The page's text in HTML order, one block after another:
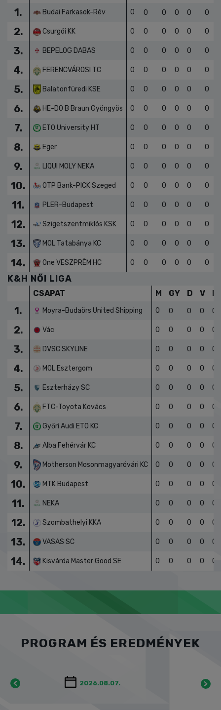
1. Budai Farkasok-Rév 0 0 0 0 0 0
2. Csurgói KK 0 0 0 0 0 0
3. BEPELOG DABAS 0 0 0 0 0 0
4. FERENCVÁROSI TC 0 0 0 0 0 0
5. Balatonfüredi KSE 0 0 0 0 0 0
6. HE-DO B Braun Gyöngyös 0 0 0 0 0 0
7. ETO University HT 0 0 0 0 0 0
8. Eger 0 0 0 0 0 0
9. LIQUI MOLY NEKA 0 0 0 0 0 0
10. OTP Bank-PICK Szeged 0 0 0 0 0 0
11. PLER-Budapest 0 0 0 0 0 0
12. Szigetszentmiklós KSK 0 0 0 0 0 0
13. MOL Tatabánya KC 0 0 0 0 0 0
14. One VESZPRÈM HC 0 0 0 0 0 0
K&H NŐI LIGA
CSAPAT M GY D V
1. Moyra-Budaörs United Shipping 0 0 0 0 0
2. Vác 0 0 0 0 0
3. DVSC SKYLINE 0 0 0 0 0
4. MOL Esztergom 0 0 0 0 0
5. Eszterházy SC 0 0 0 0 0
6. FTC-Toyota Kovács 0 0 0 0 0
7. Győri Audi ETO KC 0 0 0 0 0
8. Alba Fehérvár KC 0 0 0 0 0
9. Motherson Mosonmagyaróvári KC 0 0 0 0 0
10. MTK Budapest 0 0 0 0 0
11. NEKA 0 0 0 0 0
12. Szombathelyi KKA 0 0 0 0 0
13. VASAS SC 0 0 0 0 0
14. Kisvárda Master Good SE 0 0 0 0 0
PROGRAM ÉS EREDMÉNYEK